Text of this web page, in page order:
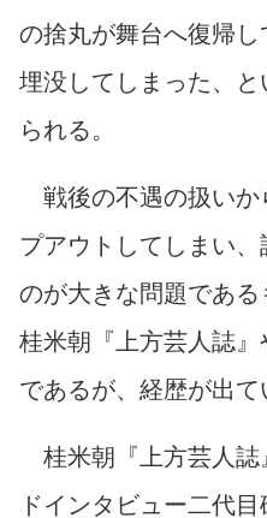
の捨丸が舞台へ復帰
埋没してしまった、
られる。
戦後の不遇の扱いか
プアウトしてしまい
のが大きな問題である
桂米朝『上方芸人誌
であるが、経歴が出て
桂米朝『上方芸人誌
ドインタビュー二代